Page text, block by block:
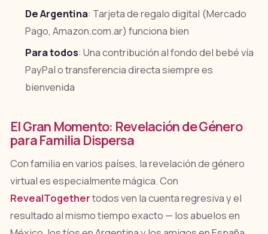
De Argentina: Tarjeta de regalo digital (Mercado
Pago, Amazon.com.ar) funciona bien
Para todos: Una contribución al fondo del bebé vía
PayPal o transferencia directa siempre es
bienvenida
El Gran Momento: Revelación de Género
para Familia Dispersa
Con familia en varios países, la revelación de género
virtual es especialmente mágica. Con
RevealTogethertodos ven la cuenta regresiva y el
resultado al mismo tiempo exacto — los abuelos en